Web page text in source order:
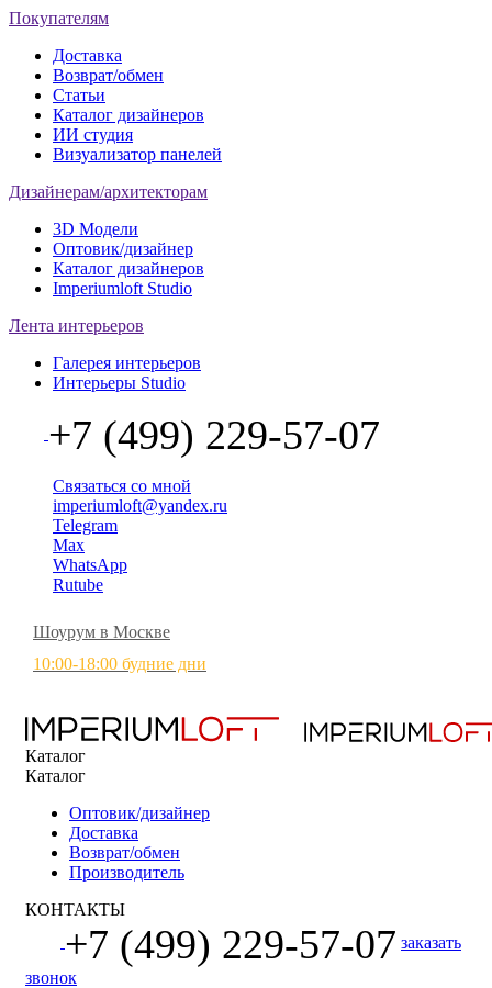
Покупателям
Доставка
Возврат/обмен
Статьи
Каталог дизайнеров
ИИ студия
Визуализатор панелей
Дизайнерам/архитекторам
3D Модели
Оптовик/дизайнер
Каталог дизайнеров
Imperiumloft Studio
Лента интерьеров
Галерея интерьеров
Интерьеры Studio
+7 (499) 229-57-07
Связаться со мной
imperiumloft@yandex.ru
Telegram
Max
WhatsApp
Rutube
Шоурум в Москве
10:00-18:00 будние дни
Каталог
Каталог
Оптовик/дизайнер
Доставка
Возврат/обмен
Производитель
КОНТАКТЫ
+7 (499) 229-57-07 заказать
звонок